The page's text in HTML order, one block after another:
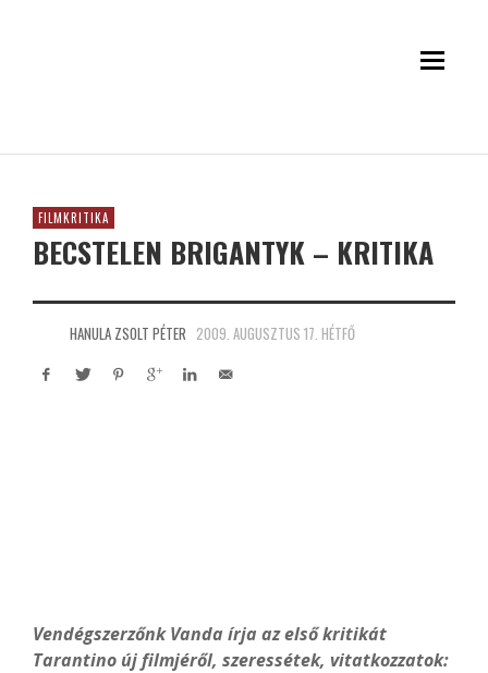
FILMKRITIKA
BECSTELEN BRIGANTYK – KRITIKA
HANULA ZSOLT PÉTER 2009. AUGUSZTUS 17. HÉTFŐ
Vendégszerzőnk Vanda írja az első kritikát
Tarantino új filmjéről, szeressétek, vitatkozzatok: